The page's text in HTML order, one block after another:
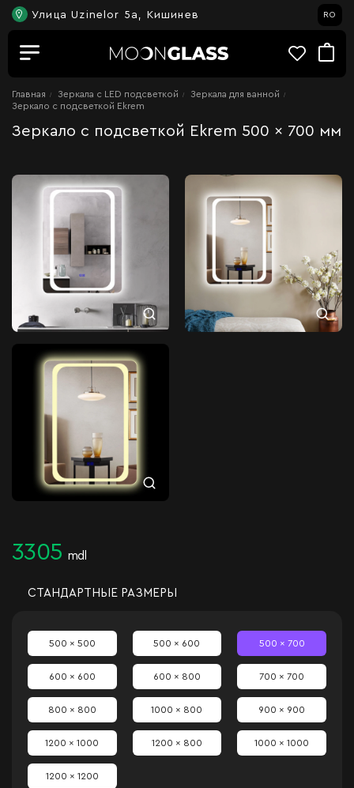
Улица Uzinelor 5a, Кишинев RO
Главная Зеркала c LED подсветкой
Зеркала для ванной
Зеркало с подсветкой Ekrem
Зеркало с подсветкой Ekrem 500 x 700 мм
3305 mdl
СТАНДАРТНЫЕ РАЗМЕРЫ
500 x 500 500 x 600 500 x 700
600 x 600 600 x 800 700 x 700
800 x 800 1000 x 800 900 x 900
1200 x 1000 1200 x 800 1000 x 1000
1200 x 1200